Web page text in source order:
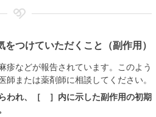
をつけていただくこと（副作用）
疹などが報告されています。このよう
師または薬剤師に相談してください。
われ、［ ］内に示した副作用の初期